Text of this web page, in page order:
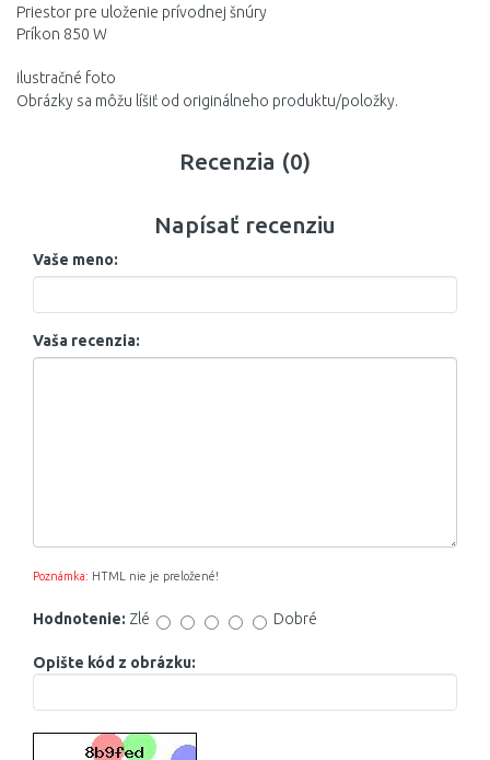
Priestor pre uloženie prívodnej šnúry
Príkon 850 W
ilustračné foto
Obrázky sa môžu líšiť od originálneho produktu/položky.
Recenzia (0)
Napísať recenziu
Vaše meno:
Vaša recenzia:
Poznámka: HTML nie je preložené!
Hodnotenie: Zlé Dobré
Opište kód z obrázku: